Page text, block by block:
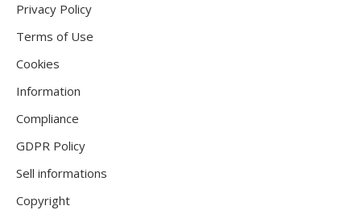
Privacy Policy
Terms of Use
Cookies
Information
Compliance
GDPR Policy
Sell informations
Copyright